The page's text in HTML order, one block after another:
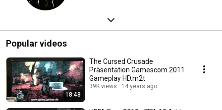
Popular videos
18:48
The Cursed Crusade
Präsentation Gamescom 2011
Gameplay HD.m2t
39K views 14 years ago